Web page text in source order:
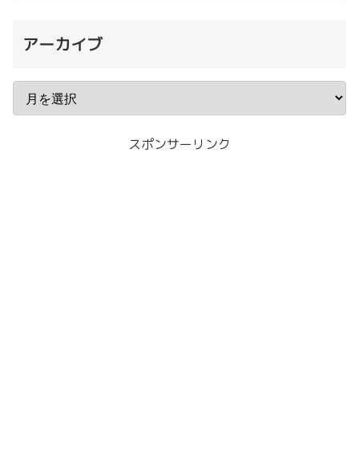
アーカイブ
スポンサーリンク